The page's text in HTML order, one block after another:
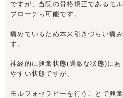
ですが、当院の骨格矯正であるモ
プローチも可能です。
痛めているため本来引きづらい痛
す。
神経的に興奮状態(過敏な状態)に
やすい状態ですが、
モルフォセラピーを行うことで興